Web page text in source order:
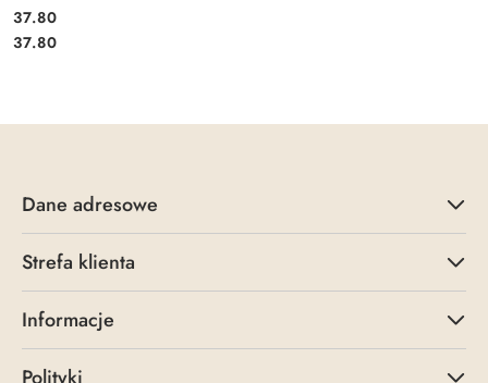
Cena:
37.80
Cena:
37.80
Dane adresowe
Strefa klienta
Informacje